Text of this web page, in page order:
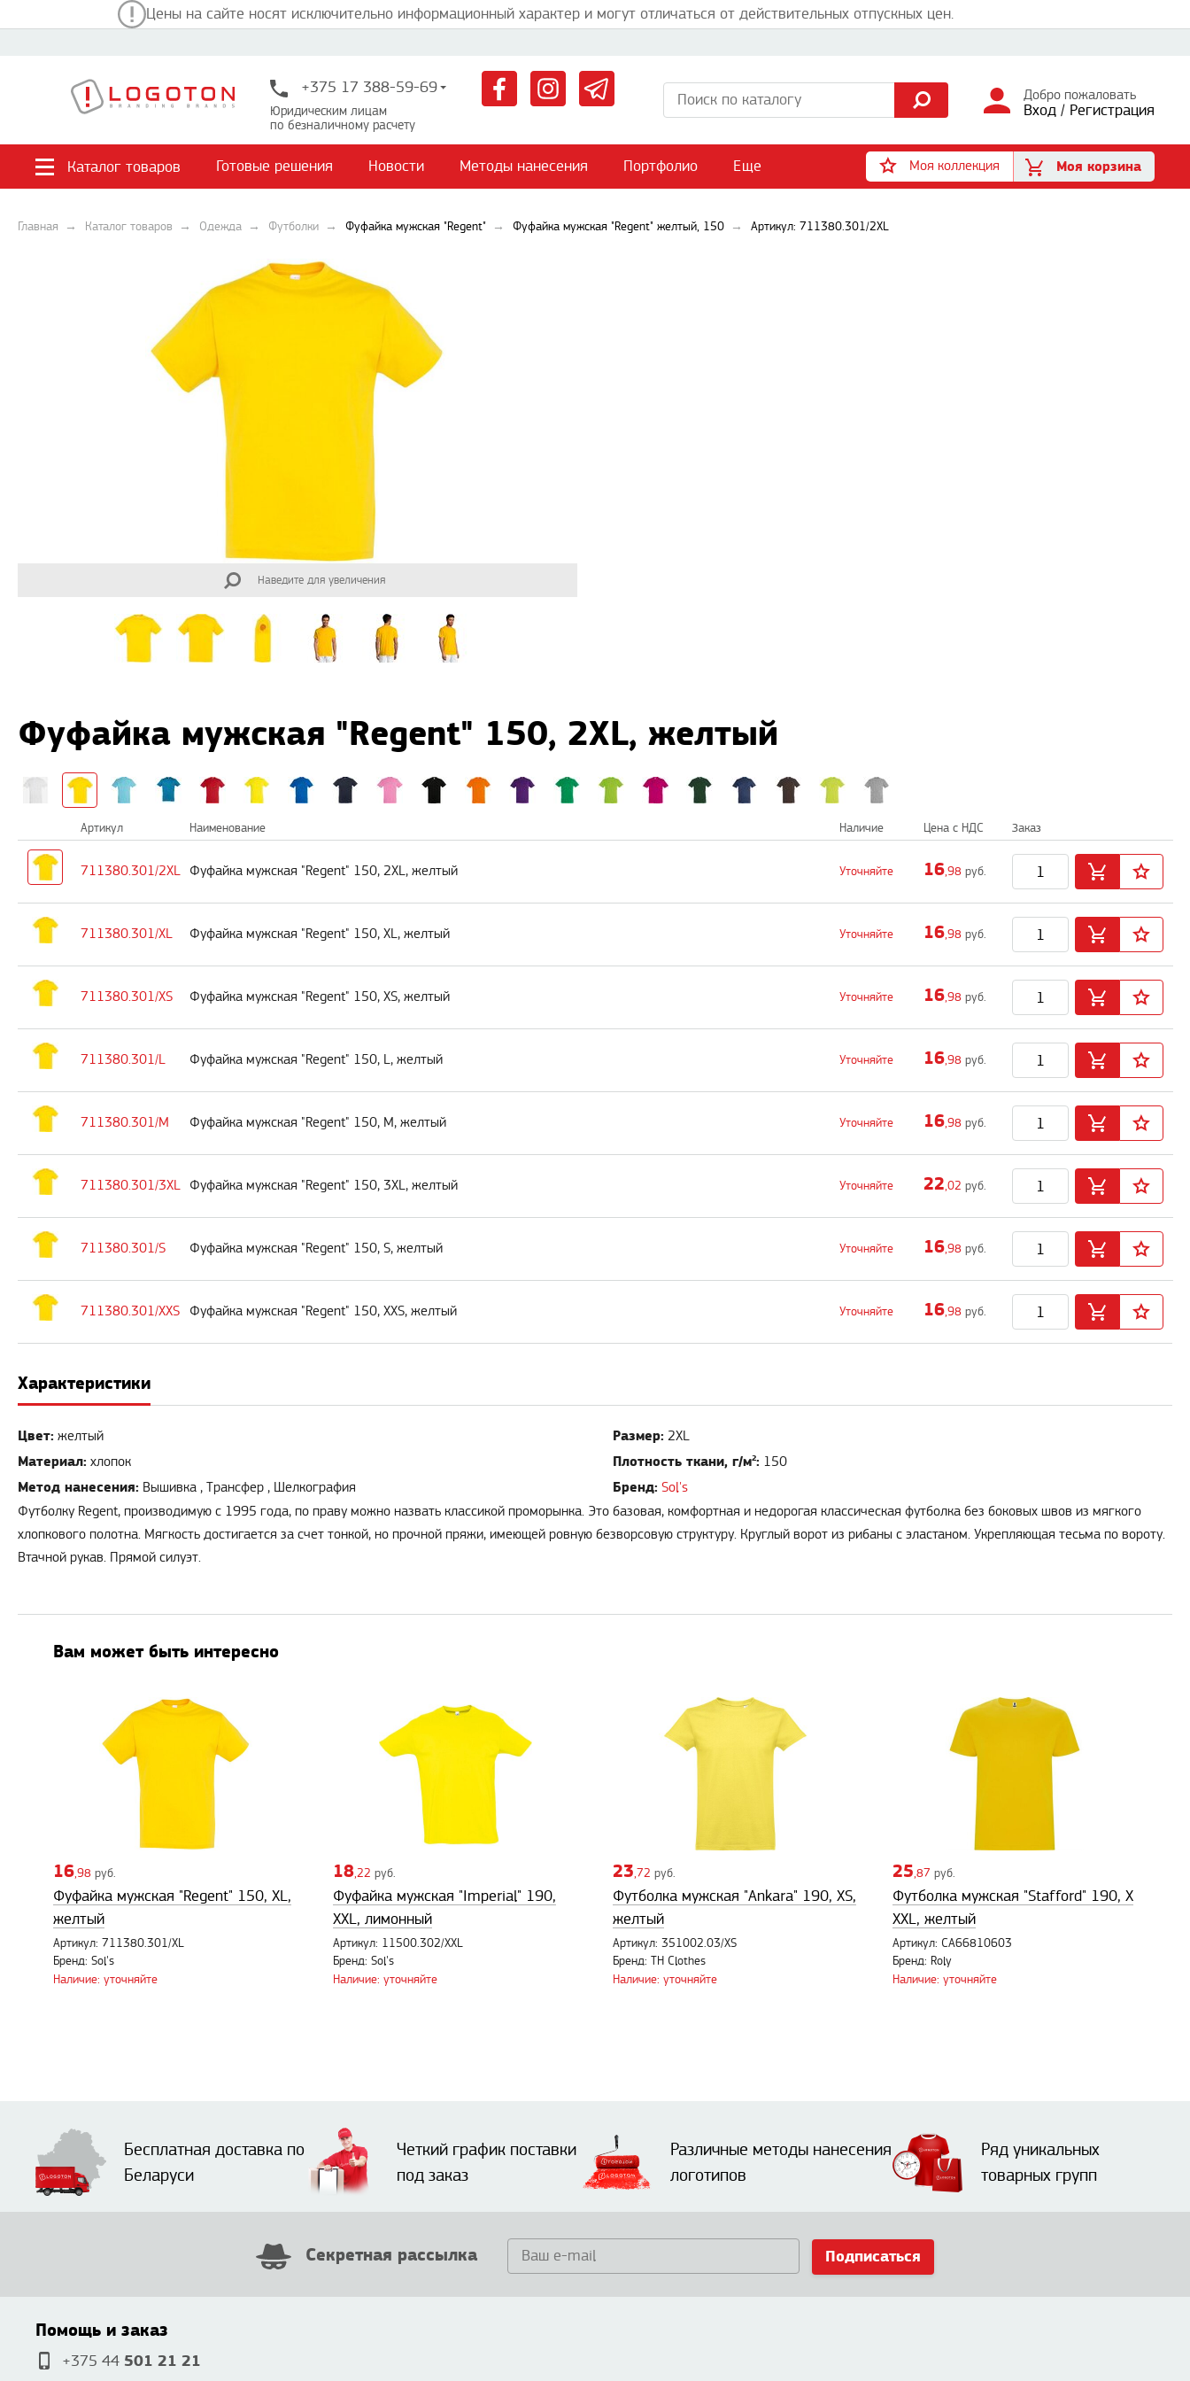
Цены на сайте носят исключительно информационный характер и могут отличаться от действительных отпускных цен.
+375 17 388-59-69
Юридическим лицам
по безналичному расчету
Добро пожаловать
Вход / Регистрация
Каталог товаров Готовые решения Новости Методы нанесения Портфолио Еще Моя коллекция Моя корзина
Главная Каталог товаров Одежда Футболки Фуфайка мужская "Regent" Фуфайка мужская "Regent" желтый, 150 Артикул: 711380.301/2XL
Наведите для увеличения
Фуфайка мужская "Regent" 150, 2XL, желтый
Артикул Наименование Наличие Цена с НДС Заказ
711380.301/2XL Фуфайка мужская "Regent" 150, 2XL, желтый Уточняйте 16,98 руб.
711380.301/XL Фуфайка мужская "Regent" 150, XL, желтый Уточняйте 16,98 руб.
711380.301/XS Фуфайка мужская "Regent" 150, XS, желтый Уточняйте 16,98 руб.
711380.301/L Фуфайка мужская "Regent" 150, L, желтый Уточняйте 16,98 руб.
711380.301/M Фуфайка мужская "Regent" 150, M, желтый Уточняйте 16,98 руб.
711380.301/3XL Фуфайка мужская "Regent" 150, 3XL, желтый Уточняйте 22,02 руб.
711380.301/S Фуфайка мужская "Regent" 150, S, желтый Уточняйте 16,98 руб.
711380.301/XXS Фуфайка мужская "Regent" 150, XXS, желтый Уточняйте 16,98 руб.
Характеристики
Цвет: желтый
Материал: хлопок
Метод нанесения: Вышивка , Трансфер , Шелкография
Размер: 2XL
Плотность ткани, г/м²: 150
Бренд: Sol's
Футболку Regent, производимую с 1995 года, по праву можно назвать классикой проморынка. Это базовая, комфортная и недорогая классическая футболка без боковых швов из мягкого
хлопкового полотна. Мягкость достигается за счет тонкой, но прочной пряжи, имеющей ровную безворсовую структуру. Круглый ворот из рибаны с эластаном. Укрепляющая тесьма по вороту.
Втачной рукав. Прямой силуэт.
Вам может быть интересно
16,98 руб.
Фуфайка мужская "Regent" 150, XL,
желтый
Артикул: 711380.301/XL
Бренд: Sol's
Наличие: уточняйте
18,22 руб.
Фуфайка мужская "Imperial" 190,
XXL, лимонный
Артикул: 11500.302/XXL
Бренд: Sol's
Наличие: уточняйте
23,72 руб.
Футболка мужская "Ankara" 190, XS,
желтый
Артикул: 351002.03/XS
Бренд: TH Clothes
Наличие: уточняйте
25,87 руб.
Футболка мужская "Stafford" 190, X
XXL, желтый
Артикул: CA66810603
Бренд: Roly
Наличие: уточняйте
Бесплатная доставка по
Беларуси
Четкий график поставки
под заказ
Различные методы нанесения
логотипов
Ряд уникальных
товарных групп
Секретная рассылка Подписаться
Помощь и заказ
+375 44 501 21 21